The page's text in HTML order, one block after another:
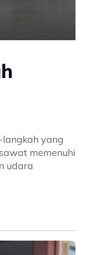
yang
memenuhi
udara